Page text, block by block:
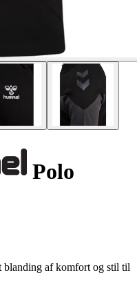
Polo
blanding af komfort og stil til